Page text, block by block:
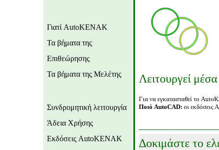
Γιατί AutoKENAK
Τα βήματα της
Επιθεώρησης
Τα βήματα της Μελέτης
Συνδρομητική λειτουργία
Άδεια Χρήσης
Εκδόσεις AutoKENAK
Λειτουργεί
Για να εγκατασταθεί το
Ποιό AutoCAD: οι εκδόσεις
Δοκιμάστε το